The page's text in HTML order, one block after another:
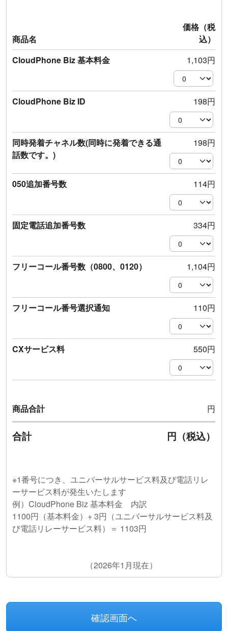
アジャストワンの業務活動上、必要な報告、連絡、相
談をさせていただくため。
また、上記利用目的以外に個人情報をご提供いただく
場合は、あらかじめ利用目的を明示し、またそれ以外
の形態でご提供いただく場合はその後速やかにその利
用目的を通知または公表します。
個人情報の第三者提供
アジャストワンは、法令の定めまたは行政当局の通
達・指導がある場合を除き、取得した個人情報をご本
人の同意なしに第三者へ提供することはございませ
ん。
取得した個人情報の取り扱いの全部または、一部を委
託することがあります。
個人情報の共同利用
お問い合わせなどにつきましては、弊社の業務提携先
開示などについて
本人ご自身の開示対象個人情報について利用目的の通
知・開示、内容の訂正・追加または削除、利用停止な
どの要請があった場合は、「開示対象個人情報」のと
おり、その求めに応じます。
問い合わせ窓口および問い合わせ方法については、
「個人情報の利用目的の通知・訂正など」に記載いた
情報提供の任意性
個人情報をご提供いただくことはお客様の任意ではあ
りますが、ご提供いただけない場合には個人情報取扱
には、正確かつ円滑な個人情報取扱業務を行うことが
できませんのでご了承ください。
本人が容易に認識できない方法による個人情報の取得
ウェブサイトにおける利用状況の分析や、フォームの
自動入力などのため、クッキーやアクセスログを取得
クッキーは、匿名情報として統計的な分析やフォーム
の自動入力などに利用しています。なお、クッキーに
場合は、事前にお客様に直接又は本サイト上にお
いて変更内容及び変更時期を通知します。
変更時期を経過後に異議をとどめず本サービス又
は有料オプションの提供を受けたお客様は、変更
第3条(利用申込)
本サービス又は有料オプションの利用申込をする方
は、当社が本サイト上に設ける申込フォーム（以下、
「申込フォーム」といいます。）に必要事項を入力
し、当社所定の方法により送信するものとします。ま
た、申込フォームを送信した場合、お客様は利用規約
に同意したものとします。
1.弊社では料金支払いについて、月額利用料に応じて
株式会社ラクーンフィナンシャルが提供する「Paid」
またはKDDI株式会社の請求代行を利用しておりま
す。弊社指定の請求代行会社へお支払いください。ま
た請求代行会社はご選択いただけません。
「Paid」については、下記URLよりご確認下さい。
https://paid.jp/v/contents/pre/buyer/
「Paid」には与信審査がございます。与信審査が否決
の場合本サービス又は有料オプションはご利用頂けま
せんので予めご了承ください。
2.お客様が申込フォームを通じて弊社に利用申込を行
定郵便にて送付します。本人限定郵便を受けとりいた
だけない場合、本サービス又は有料オプションがご利
用頂けませんので、予めご了承下さい。
第5条(保守サポート)
1.保守業務は電話及び現地対応とし(有料)、保守サポ
ートの受付日時は以下とおりとします。
対応時間：10:00～17:00(土日祝及び弊社休日を除く)
(1) 本サービス又は有料オプションに発生した障害へ
商品名
価格（税
込）
CloudPhone Biz 基本料金
1,103円
CloudPhone Biz ID 198円
同時発着チャネル数(同時に発着できる通
話数です。)
198円
050追加番号数 114円
固定電話追加番号数 334円
フリーコール番号数（0800、0120） 1,104円
フリーコール番号選択通知 110円
CXサービス料 550円
商品合計 円
合計 円（税込）
※1番号につき、ユニバーサルサービス料及び電話リレ
ーサービス料が発生いたします
例）CloudPhone Biz 基本料金 内訳
1100円（基本料金）+ 3円（ユニバーサルサービス料及
び電話リレーサービス料）＝ 1103円
（2026年1月現在）